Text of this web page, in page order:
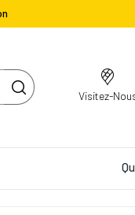
Visitez-